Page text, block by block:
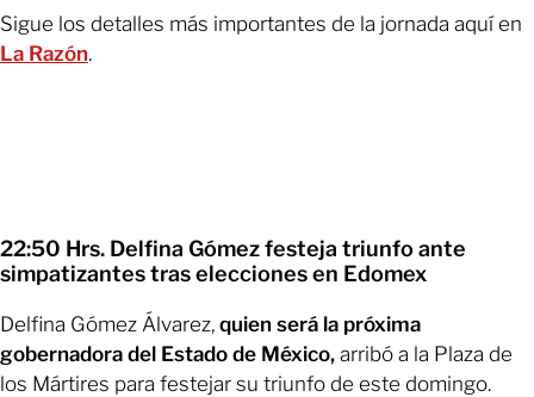
Sigue los detalles más importantes de la jornada aquí en
La Razón.
22:50 Hrs. Delfina Gómez festeja triunfo ante
simpatizantes tras elecciones en Edomex
Delfina Gómez Álvarez, quien será la próxima
gobernadora del Estado de México, arribó a la Plaza de
los Mártires para festejar su triunfo de este domingo.